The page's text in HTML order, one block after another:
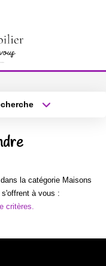
Créer une alerte
la catégorie Maisons
à vous :
critères.